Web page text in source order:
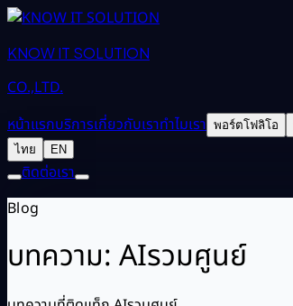
KNOW IT SOLUTION
CO.,LTD.
หน้าแรกบริการเกี่ยวกับเราทำไมเรา พอร์ตโฟลิโอ
ไทย
EN
ติดต่อเรา
Blog
บทความ: AIรวมศูนย์